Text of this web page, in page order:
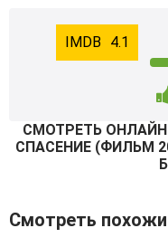
4.1
СМОТРEТЬ
СПАСЕНИЕ (ФИЛЬМ
Смотреть